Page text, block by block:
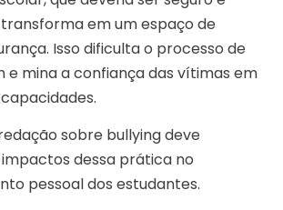
em um espaço de
Isso dificulta o processo de
e mina a confiança das vítimas em
sobre bullying deve
dessa prática no
pessoal dos estudantes.